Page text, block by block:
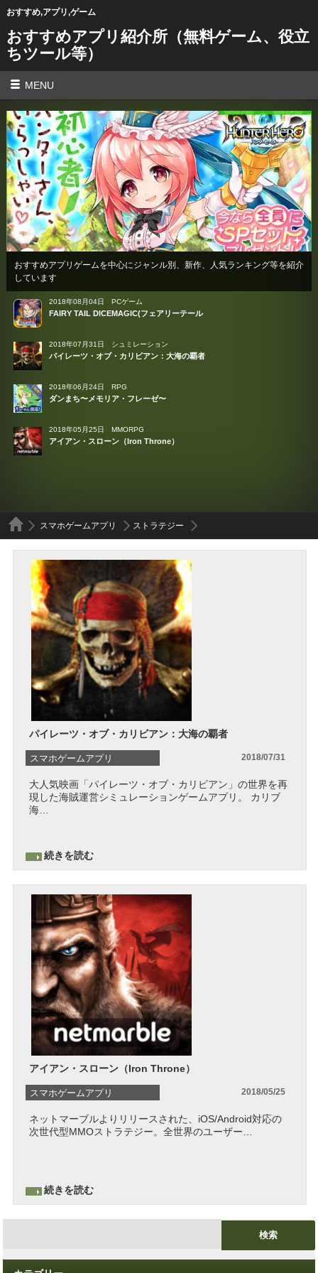
おすすめ,アプリ,ゲーム
おすすめアプリ紹介所（無料ゲーム、役立
ちツール等）
MENU
おすすめアプリゲームを中心にジャンル別、新作、人気ランキング等を紹介
しています
2018年08月04日 PCゲーム
FAIRY TAIL DICEMAGIC(フェアリーテール
2018年07月31日 シュミレーション
パイレーツ・オブ・カリビアン：大海の覇者
2018年06月24日 RPG
ダンまち〜メモリア・フレーゼ〜
2018年05月25日 MMORPG
アイアン・スローン（Iron Throne）
スマホゲームアプリ ストラテジー
パイレーツ・オブ・カリビアン：大海の覇者
2018/07/31
スマホゲームアプリ
シュミレーション
スマホゲームアプリ
大人気映画「パイレーツ・オブ・カリビアン」の世界を再
現した海賊運営シミュレーションゲームアプリ。 カリブ
海…
続きを読む
アイアン・スローン（Iron Throne）
2018/05/25
スマホゲームアプリ
MMORPG
スマホゲームアプリ
ネットマーブルよりリリースされた、iOS/Android対応の
次世代型MMOストラテジー。全世界のユーザー…
続きを読む